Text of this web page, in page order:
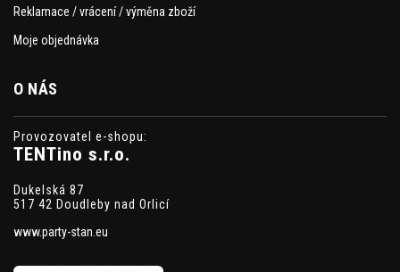
Reklamace / vrácení / výměna zboží
Moje objednávka
O NÁS
Provozovatel e-shopu:
TENTino s.r.o.
Dukelská 87
517 42 Doudleby nad Orlicí
www.party-stan.eu